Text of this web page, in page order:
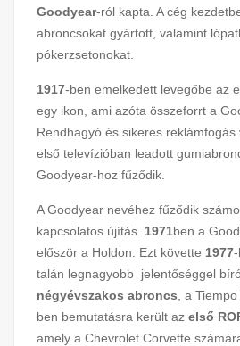
Goodyear-ról kapta. A cég
abroncsokat gyártott, valamint
pókerzsetonokat.
1917-ben emelkedett levegőbe az
egy ikon, ami azóta összeforrt a
Rendhagyó és sikeres reklámfogás
első televízióban leadott
Goodyear-hoz fűződik.
A Goodyear nevéhez fűződik
kapcsolatos újítás. 1971ben a
először a Holdon. Ezt követte 1977
talán legnagyobb jelentőséggel
négyévszakos abroncs , a
ben bemutatásra került az első
amely a Chevrolet Corvette